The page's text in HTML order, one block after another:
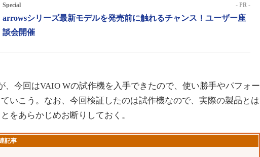
Special - PR -
arrowsシリーズ最新モデルを発売前に触れるチャンス！ユーザー座
談会開催
今回はVAIO Wの試作機を入手できたので、使い勝手やパフォー
いこう。なお、今回検証したのは試作機なので、実際の製品とは
をあらかじめお断りしておく。
記事